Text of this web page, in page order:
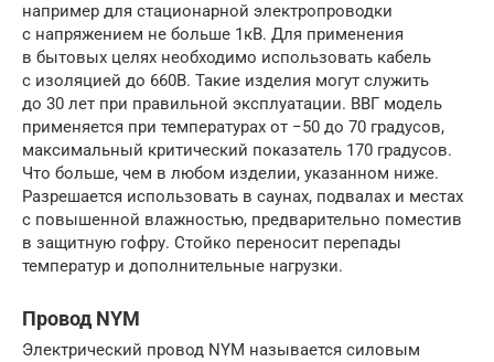
например для стационарной электропроводки
с напряжением не больше 1кВ. Для применения
в бытовых целях необходимо использовать кабель
с изоляцией до 660В. Такие изделия могут служить
до 30 лет при правильной эксплуатации. ВВГ модель
применяется при температурах от −50 до 70 градусов,
максимальный критический показатель 170 градусов.
Что больше, чем в любом изделии, указанном ниже.
Разрешается использовать в саунах, подвалах и местах
с повышенной влажностью, предварительно поместив
в защитную гофру. Стойко переносит перепады
температур и дополнительные нагрузки.
Провод NYM
Электрический провод NYM называется силовым